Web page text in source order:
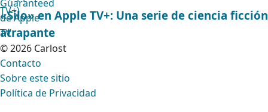
«Silo» en Apple TV+: Una serie de ciencia ficción
atrapante
© 2026 Carlost
Contacto
Sobre este sitio
Política de Privacidad